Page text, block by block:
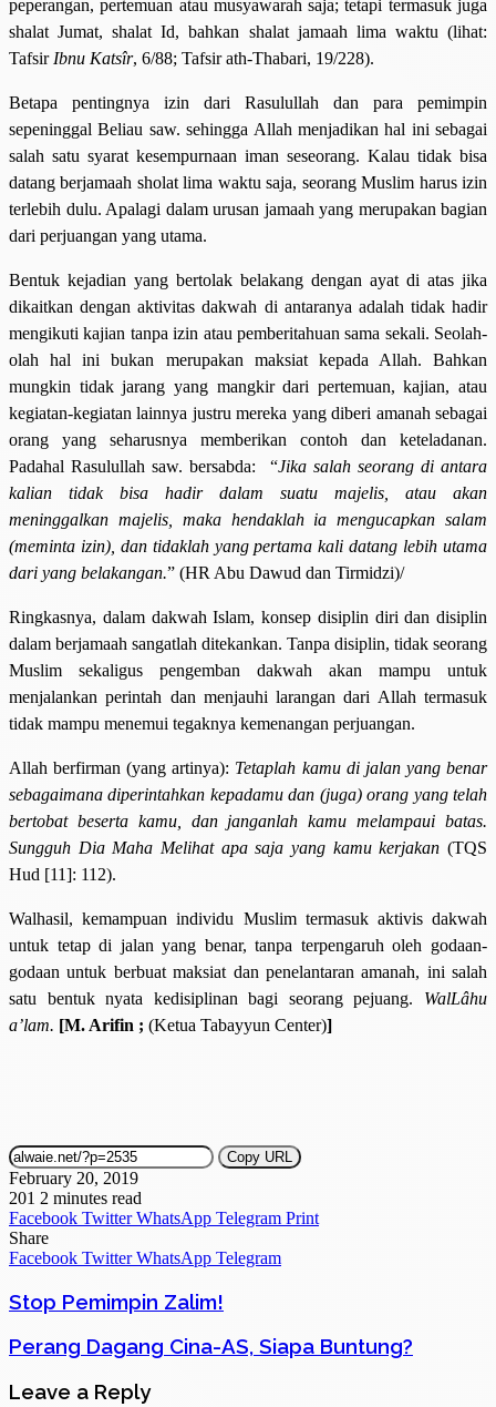
peperangan, pertemuan atau musyawarah saja; tetapi termasuk juga
shalat Jumat, shalat Id, bahkan shalat jamaah lima waktu (lihat:
TafsirIbnu Katsîr, 6/88; Tafsir ath-Thabari, 19/228).
Betapa pentingnya izin dari Rasulullah dan para pemimpin
sepeninggal Beliau saw. sehingga Allah menjadikan hal ini sebagai
salah satu syarat kesempurnaan iman seseorang. Kalau tidak bisa
datang berjamaah sholat lima waktu saja, seorang Muslim harus izin
terlebih dulu. Apalagi dalam urusan jamaah yang merupakan bagian
dari perjuangan yang utama.
Bentuk kejadian yang bertolak belakang dengan ayat di atas jika
dikaitkan dengan aktivitas dakwah di antaranya adalah tidak hadir
mengikuti kajian tanpa izin atau pemberitahuan sama sekali. Seolah-
olah hal ini bukan merupakan maksiat kepada Allah. Bahkan
mungkin tidak jarang yang mangkir dari pertemuan, kajian, atau
kegiatan-kegiatan lainnya justru mereka yang diberi amanah sebagai
orang yang seharusnya memberikan contoh dan keteladanan.
Padahal Rasulullah saw. bersabda: “Jika salah seorang di antara
kalian tidak bisa hadir dalam suatu majelis, atau akan
meninggalkan majelis, maka hendaklah ia mengucapkan salam
(meminta izin), dan tidaklah yang pertama kali datang lebih utama
dari yang belakangan.” (HR Abu Dawud dan Tirmidzi)/
Ringkasnya, dalam dakwah Islam, konsep disiplin diri dan disiplin
dalam berjamaah sangatlah ditekankan. Tanpa disiplin, tidak seorang
Muslim sekaligus pengemban dakwah akan mampu untuk
menjalankan perintah dan menjauhi larangan dari Allah termasuk
tidak mampu menemui tegaknya kemenangan perjuangan.
Allah berfirman (yang artinya): Tetaplah kamu di jalan yang benar
sebagaimana diperintahkan kepadamu dan (juga) orang yang telah
bertobat beserta kamu, dan janganlah kamu melampaui batas.
Sungguh Dia Maha Melihat apa saja yang kamu kerjakan (TQS
Hud [11]: 112).
Walhasil, kemampuan individu Muslim termasuk aktivis dakwah
untuk tetap di jalan yang benar, tanpa terpengaruh oleh godaan-
godaan untuk berbuat maksiat dan penelantaran amanah, ini salah
satu bentuk nyata kedisiplinan bagi seorang pejuang. WalLâhu
a’lam. [M. Arifin ; (Ketua Tabayyun Center)]
Copy URL
February 20, 2019
201 2 minutes read
Facebook Twitter WhatsApp Telegram Print
Share
Facebook Twitter WhatsApp Telegram
Stop Pemimpin Zalim!
Perang Dagang Cina-AS, Siapa Buntung?
Leave a Reply